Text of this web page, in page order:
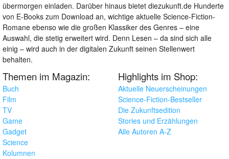
übermorgen einladen. Darüber hinaus bietet diezukunft.de Hunderte
von E-Books zum Download an, wichtige aktuelle Science-Fiction-
Romane ebenso wie die großen Klassiker des Genres – eine
Auswahl, die stetig erweitert wird. Denn Lesen – da sind sich alle
einig – wird auch in der digitalen Zukunft seinen Stellenwert
behalten.
Themen im Magazin:
Buch
Film
TV
Game
Gadget
Science
Kolumnen
Highlights im Shop:
Aktuelle Neuerscheinungen
Science-Fiction-Bestseller
Die Zukunftsedition
Stories und Erzählungen
Alle Autoren A-Z